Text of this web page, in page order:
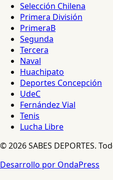
Selección Chilena
Primera División
PrimeraB
Segunda
Tercera
Naval
Huachipato
Deportes Concepción
UdeC
Fernández Vial
Tenis
Lucha Libre
© 2026 SABES DEPORTES.
Desarrollo por OndaPress